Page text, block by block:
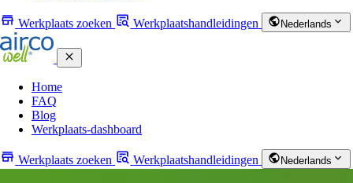
Werkplaats zoeken Werkplaatshandleidingen Nederlands
Home
FAQ
Blog
Werkplaats-dashboard
Werkplaats zoeken Werkplaatshandleidingen Nederlands